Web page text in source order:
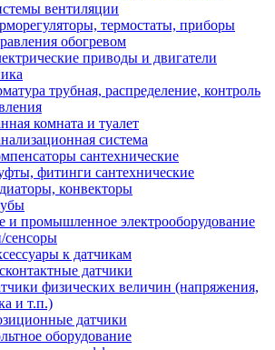
вентиляции
термостаты, приборы
обогревом
приводы и двигатели
трубная, распределение, контроль
комната и туалет
система
сантехнические
фитинги сантехнические
конвекторы
и промышленное электрооборудование
сенсоры
к датчикам
датчики
физических величин (напряжения,
и т.п.)
датчики
оборудование